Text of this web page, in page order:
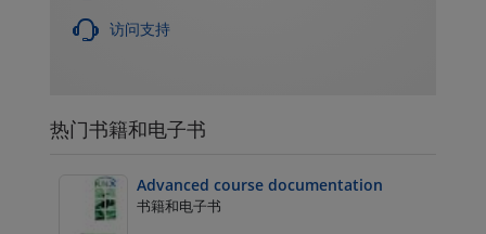
访问支持
热门书籍和电子书
Advanced course documentation
书籍和电子书